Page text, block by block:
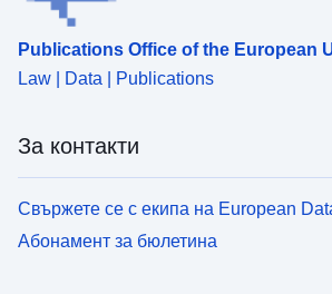
Publications Office of the European
Law | Data | Publications
За контакти
Свържете се с екипа на European
Абонамент за бюлетина